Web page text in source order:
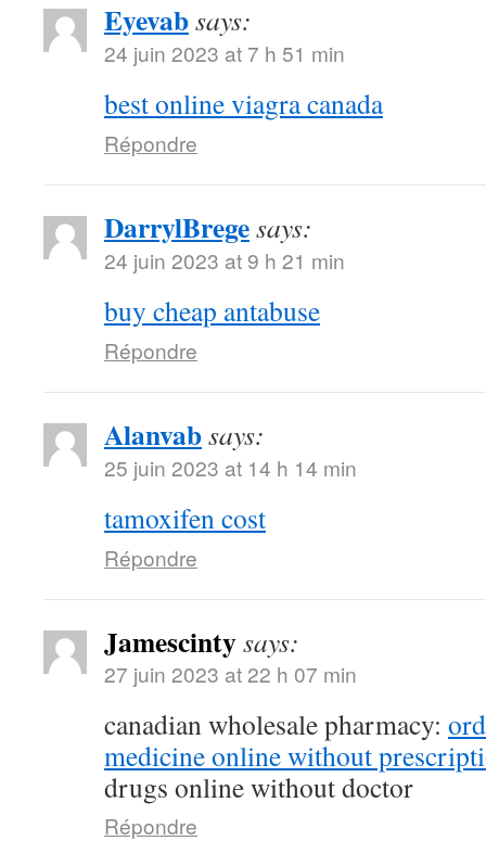
Eyevabsays:
24 juin 2023 at 7 h 51 min
best online viagra canada
Répondre
DarrylBregesays:
24 juin 2023 at 9 h 21 min
buy cheap antabuse
Répondre
Alanvabsays:
25 juin 2023 at 14 h 14 min
tamoxifen cost
Répondre
Jamescintysays:
27 juin 2023 at 22 h 07 min
canadian wholesale pharmacy:
medicine online without
drugs online without doctor
Répondre